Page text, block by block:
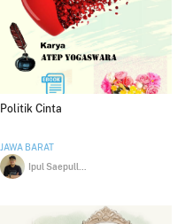
Politik Cinta
JAWA BARAT